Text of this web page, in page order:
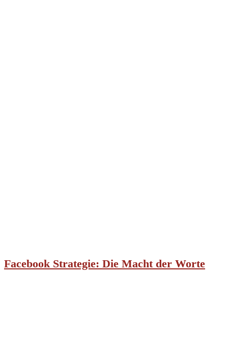
Facebook Strategie: Die Macht der Worte